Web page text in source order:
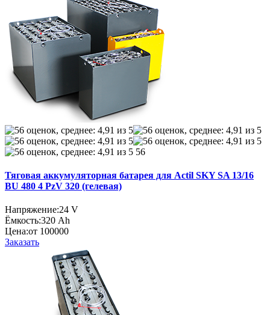
56
Тяговая аккумуляторная батарея для Actil SKY SA 13/16
BU 480 4 PzV 320 (гелевая)
Напряжение:24 V
Ёмкость:320 Ah
Цена:от 100000
Заказать